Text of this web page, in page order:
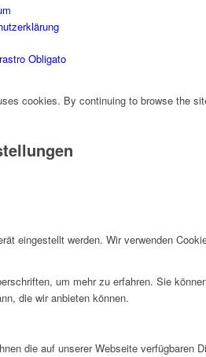
Obligato
cookies. By continuing to browse the
eingestellt werden. Wir verwenden
um mehr zu erfahren. Sie
die wir anbieten können.
die auf unserer Webseite verfügbaren